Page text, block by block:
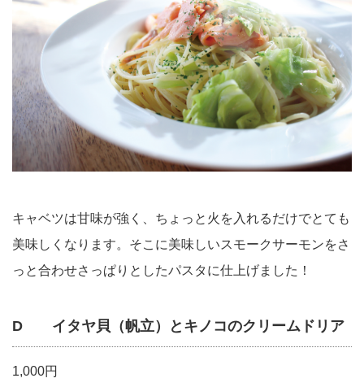
キャベツは甘味が強く、ちょっと火を入れるだけでとても
美味しくなります。そこに美味しいスモークサーモンをさ
っと合わせさっぱりとしたパスタに仕上げました！
D イタヤ貝（帆立）とキノコのクリームドリア
1,000円